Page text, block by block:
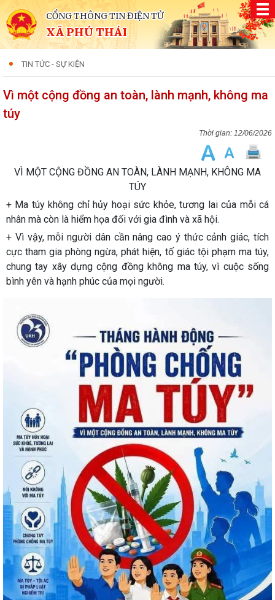
CỔNG THÔNG TIN ĐIỆN TỬ
XÃ PHÚ THÁI
TIN TỨC - SỰ KIỆN
Vì một cộng đồng an toàn, lành mạnh, không ma
túy
12/06/2026
VÌ MỘT CỘNG ĐỒNG AN TOÀN, LÀNH MẠNH, KHÔNG MA
TÚY
+ Ma túy không chỉ hủy hoại sức khỏe, tương lai của mỗi cá
nhân mà còn là hiểm họa đối với gia đình và xã hội.
+ Vì vậy, mỗi người dân cần nâng cao ý thức cảnh giác, tích
cực tham gia phòng ngừa, phát hiện, tố giác tội phạm ma túy,
chung tay xây dựng cộng đồng không ma túy, vì cuộc sống
bình yên và hạnh phúc của mọi người.